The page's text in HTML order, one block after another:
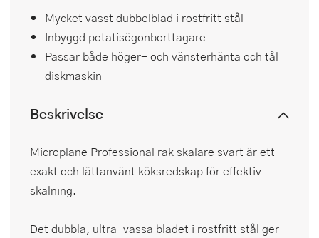
Mycket vasst dubbelblad i rostfritt stål
Inbyggd potatisögonborttagare
Passar både höger- och vänsterhänta och tål
diskmaskin
Beskrivelse
Microplane Professional rak skalare svart är ett
exakt och lättanvänt köksredskap för effektiv
skalning.
Det dubbla, ultra-vassa bladet i rostfritt stål ger